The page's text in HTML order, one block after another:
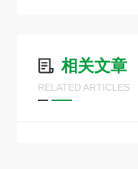
相关文章
RELATED ARTICLES